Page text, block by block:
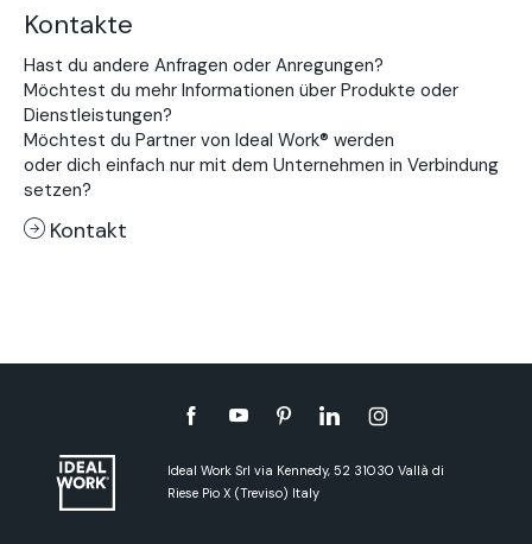
Kontakte
Hast du andere Anfragen oder Anregungen?
Möchtest du mehr Informationen über Produkte oder
Dienstleistungen?
Möchtest du Partner von Ideal Work® werden
oder dich einfach nur mit dem Unternehmen in Verbindung
setzen?
Kontakt
Ideal Work Srl via Kennedy, 52 31030 Vallà di
Riese Pio X (Treviso) Italy